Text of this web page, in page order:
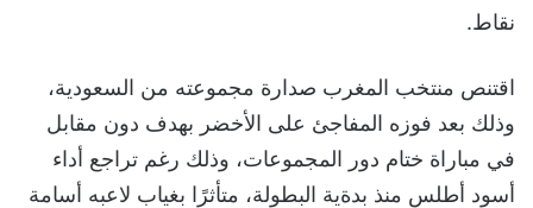
نقاط.
اقتنص منتخب المغرب صدارة مجموعته من السعودية،
وذلك بعد فوزه المفاجئ على الأخضر بهدف دون مقابل
في مباراة ختام دور المجموعات، وذلك رغم تراجع أداء
أسود أطلس منذ بدةية البطولة، متأثرًا بغياب لاعبه أسامة